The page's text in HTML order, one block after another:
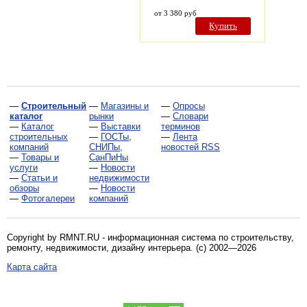
от 3 380 руб
Купить
— Строительный
каталог
— Каталог
строительных
компаний
— Товары и
услуги
— Статьи и
обзоры
— Фотогалереи
— Магазины и
рынки
— Выставки
— ГОСТы,
СНИПы,
СанПиНы
— Новости
недвижимости
— Новости
компаний
— Опросы
— Словари
терминов
— Лента
новостей RSS
Copyright by RMNT.RU - информационная система по строительству,
ремонту, недвижимости, дизайну интерьера . (c) 2002—2026
Карта сайта